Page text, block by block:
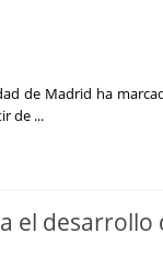
de Madrid ha
de ...
el desarrollo